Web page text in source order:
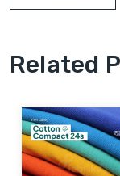
Related